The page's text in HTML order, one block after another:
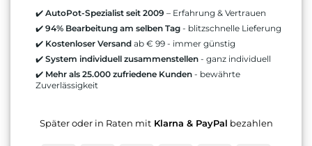
✔️AutoPot-Spezialist seit 2009– Erfahrung & Vertrauen
✔️94% Bearbeitung am selben Tag - blitzschnelle Lieferung
✔️ Kostenloser Versand ab € 99 - immer günstig
✔️System individuell zusammenstellen - ganz individuell
✔️ Mehr als 25.000 zufriedene Kunden - bewährte
Zuverlässigkeit
Später oder in Raten mitKlarna & PayPal bezahlen